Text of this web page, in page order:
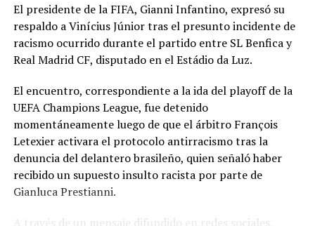
El presidente de la FIFA, Gianni Infantino, expresó su
respaldo a Vinícius Júnior tras el presunto incidente de
racismo ocurrido durante el partido entre SL Benfica y
Real Madrid CF, disputado en el Estádio da Luz.
El encuentro, correspondiente a la ida del playoff de la
UEFA Champions League, fue detenido
momentáneamente luego de que el árbitro François
Letexier activara el protocolo antirracismo tras la
denuncia del delantero brasileño, quien señaló haber
recibido un supuesto insulto racista por parte de
Gianluca Prestianni.
A través de un mensaje difundido en redes sociales,